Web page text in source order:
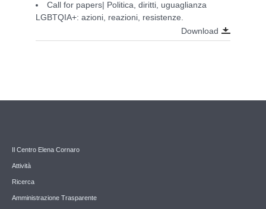
Call for papers| Politica, diritti, uguaglianza
LGBTQIA+: azioni, reazioni, resistenze.
Download
Il Centro Elena Cornaro
Attività
Ricerca
Amministrazione Trasparente